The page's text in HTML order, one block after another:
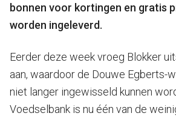
bonnen voor kortingen en gratis
worden ingeleverd.
Eerder deze week vroeg Blokker
aan, waardoor de Douwe Egberts-
niet langer ingewisseld kunnen
Voedselbank is nu één van de